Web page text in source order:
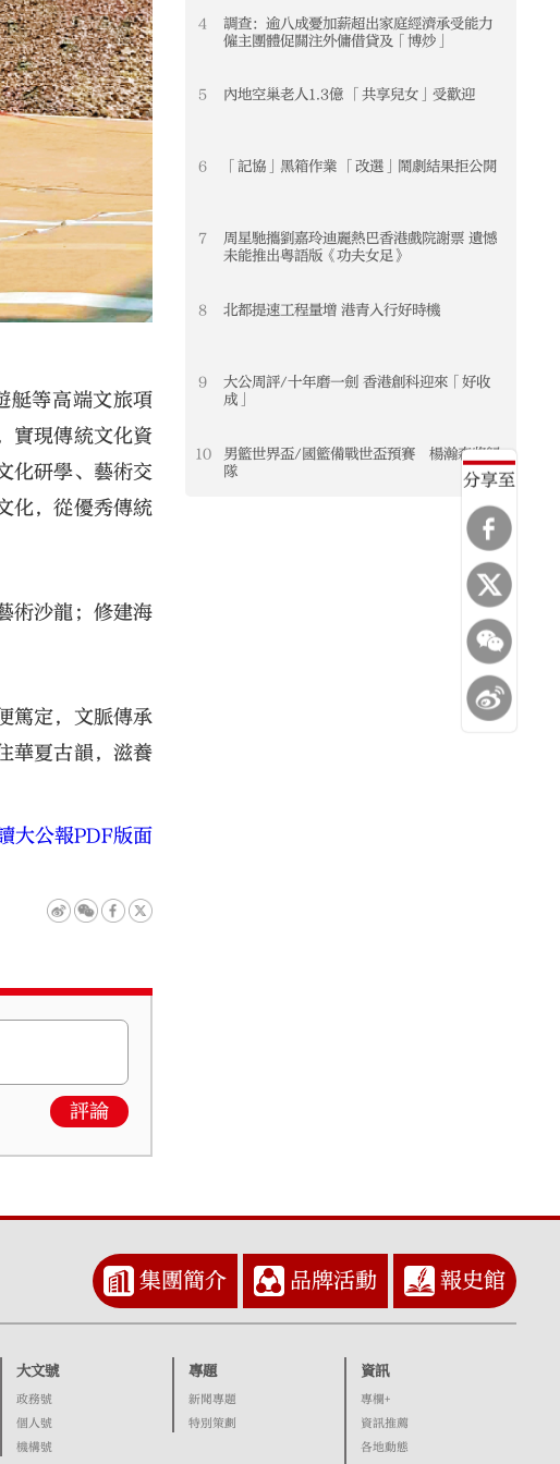
分享至
艇等高端文旅項
實現傳統文化資
化研學、藝術交
化，從優秀傳統
術沙龍；修建海
篤定，文脈傳承
華夏古韻，滋養
大公報PDF版面
評論
4
調查：逾八成憂加薪超出家庭經濟承受能力
僱主團體促關注外傭借貸及「博炒」
5 內地空巢老人1.3億 「共享兒女」受歡迎
6 「記協」黑箱作業 「改選」鬧劇結果拒公開
7
周星馳攜劉嘉玲迪麗熱巴香港戲院謝票 遺憾
未能推出粵語版《功夫女足》
8 北都提速工程量增 港青入行好時機
9
大公周評/十年磨一劍 香港創科迎來「好收
成」
10
男籃世界盃/國籃備戰世盃預賽 楊瀚森將歸
隊
集團簡介 品牌活動 報史館
大文號
政務號
個人號
機構號
專題
新聞專題
特別策劃
資訊
專欄+
資訊推薦
各地動態